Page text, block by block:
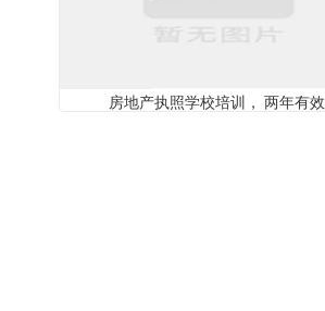
房地产执照学校培训， 两年有效